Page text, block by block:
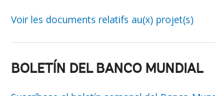
Voir les documents relatifs au(x) projet(s)
BOLETÍN DEL BANCO MUNDIAL